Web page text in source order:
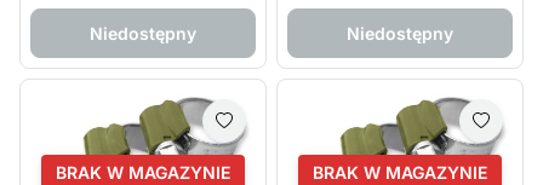
Niedostępny Niedostępny
BRAK W MAGAZYNIE BRAK W MAGAZYNIE